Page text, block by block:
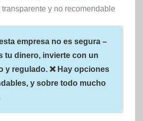
transparente y no recomendable
empresa no es segura –
tu dinero, invierte con un
y regulado. ❌ Hay opciones
y sobre todo mucho